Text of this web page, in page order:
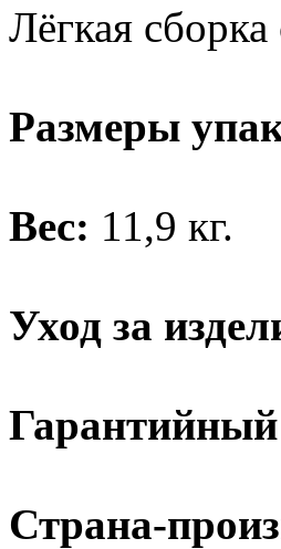
Лёгкая
Размеры
Вес: 11,9 кг.
Уход за
Страна-